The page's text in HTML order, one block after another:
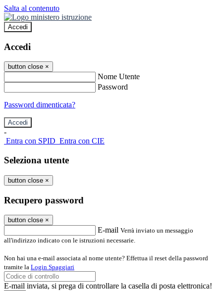
Salta al contenuto
Accedi
Accedi
button close ×
Nome Utente
Password
Password dimenticata?
-
Entra con SPID Entra con CIE
Seleziona utente
button close ×
Recupero password
button close ×
E-mail Verrà inviato un messaggio
all'indirizzo indicato con le istruzioni necessarie.
Non hai una e-mail associata al nome utente? Effettua il reset della password
tramite la Login Spaggiari
E-mail inviata, si prega di controllare la casella di posta elettronica!